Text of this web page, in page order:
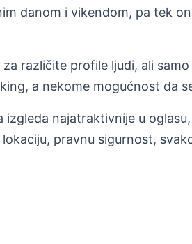
danom i vikendom, pa tek
različite profile ljudi, ali
a nekome mogućnost da
izgleda najatraktivnije u
pravnu sigurnost,